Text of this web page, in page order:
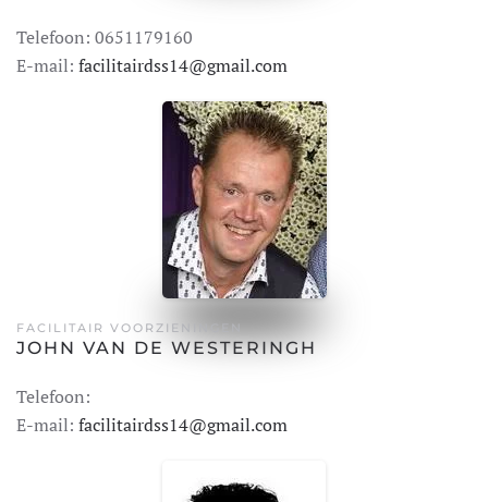
Telefoon: 0651179160
E-mail: facilitairdss14@gmail.com
FACILITAIR VOORZIENINGEN
JOHN VAN DE WESTERINGH
Telefoon:
E-mail: facilitairdss14@gmail.com